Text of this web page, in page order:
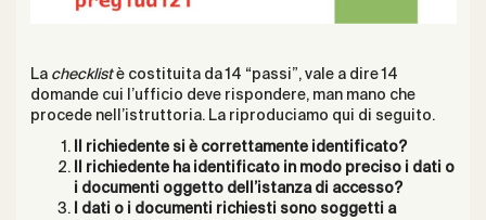
La checklistè costituita da 14 “passi”, vale a dire 14
domande cui l’ufficio deve rispondere, man mano che
procede nell’istruttoria. La riproduciamo qui di seguito.
Il richiedente si è correttamente identificato?
Il richiedente ha identificato in modo preciso i dati o
i documenti oggetto dell’istanza di accesso?
I dati o i documenti richiesti sono soggetti a